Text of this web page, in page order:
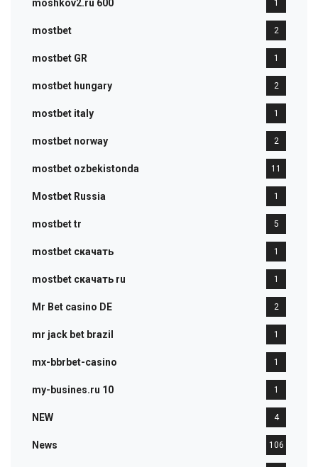
moshkov2.ru 600 1
mostbet 2
mostbet GR 1
mostbet hungary 2
mostbet italy 1
mostbet norway 2
mostbet ozbekistonda 11
Mostbet Russia 1
mostbet tr 5
mostbet скачать 1
mostbet скачать ru 1
Mr Bet casino DE 2
mr jack bet brazil 1
mx-bbrbet-casino 1
my-busines.ru 10 1
NEW 4
News 106